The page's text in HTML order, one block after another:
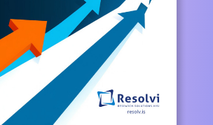
Resolvis difende il proprio